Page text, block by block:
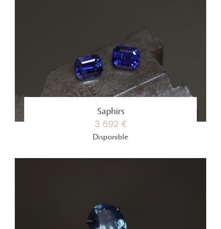
Saphirs
3 692 €
Disponible